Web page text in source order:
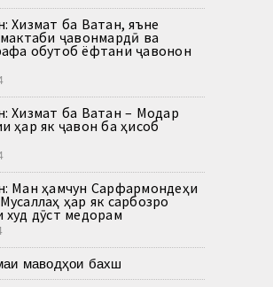
Хизмат ба Ватан, яъне
ҷавонмардӣ ва
обутоб ёфтани ҷавонон
Хизмат ба Ватан – Модар
ҳар як ҷавон ба ҳисоб
Ман ҳамчун Сарфармондеҳи
ҳар як сарбозро
дӯст медорам
маводҳои бахш